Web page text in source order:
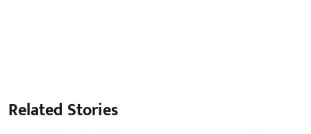
Related Stories